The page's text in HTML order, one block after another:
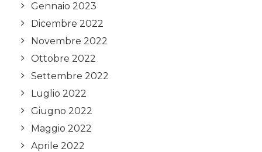
Gennaio 2023
Dicembre 2022
Novembre 2022
Ottobre 2022
Settembre 2022
Luglio 2022
Giugno 2022
Maggio 2022
Aprile 2022